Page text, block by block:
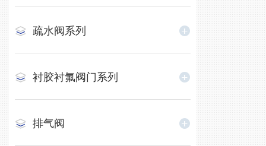
疏水阀系列
衬胶衬氟阀门系列
排气阀